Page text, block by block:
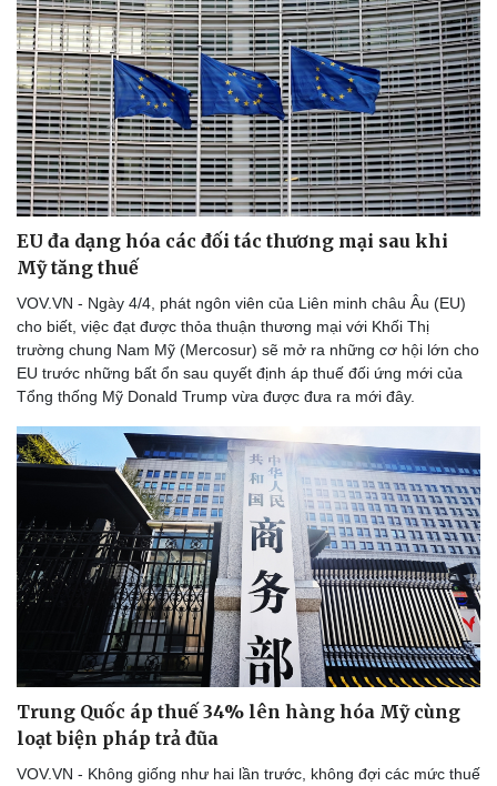
Bóng đá
Lịch thi đấu bóng đá
Thế giới thể thao
eSports
Ô tô - Xe máy
Ô tô
Xe máy
Tư vấn
EU đa dạng hóa các đối tác thương mại sau khi
Mỹ tăng thuế
VOV.VN - Ngày 4/4, phát ngôn viên của Liên minh châu Âu (EU)
cho biết, việc đạt được thỏa thuận thương mại với Khối Thị
trường chung Nam Mỹ (Mercosur) sẽ mở ra những cơ hội lớn cho
EU trước những bất ổn sau quyết định áp thuế đối ứng mới của
Tổng thống Mỹ Donald Trump vừa được đưa ra mới đây.
Trung Quốc áp thuế 34% lên hàng hóa Mỹ cùng
loạt biện pháp trả đũa
VOV.VN - Không giống như hai lần trước, không đợi các mức thuế